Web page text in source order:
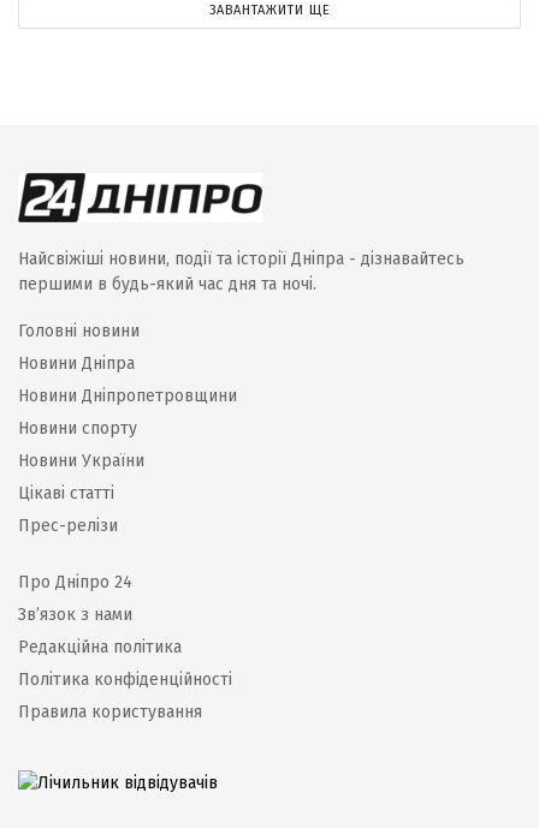
ЗАВАНТАЖИТИ ЩЕ
Найсвіжіші новини, події та історії Дніпра - дізнавайтесь
першими в будь-який час дня та ночі.
Головні новини
Новини Дніпра
Новини Дніпропетровщини
Новини спорту
Новини України
Цікаві статті
Прес-релізи
Про Дніпро 24
Зв’язок з нами
Редакційна політика
Політика конфіденційності
Правила користування